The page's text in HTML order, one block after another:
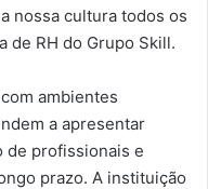
nossa cultura todos os
de RH do Grupo Skill.
ambientes
a apresentar
de profissionais e
prazo. A instituição